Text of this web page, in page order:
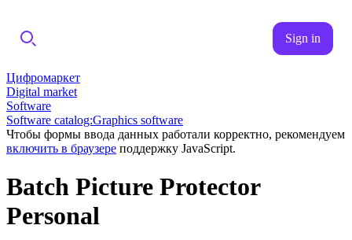
Sign in
Цифромаркет
Digital market
Software
Software catalog:Graphics software
Чтобы формы ввода данных работали корректно, рекомендуем
включить в браузере поддержку JavaScript.
Batch Picture Protector
Personal